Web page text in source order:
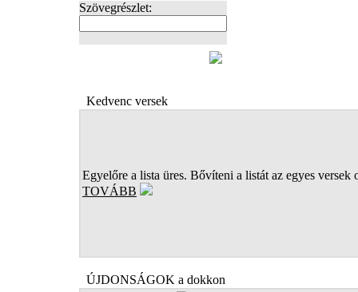
Szövegrészlet:
Kedvenc versek
Egyelőre a lista üres. Bővíteni a listát az egyes versek
TOVÁBB
ÚJDONSÁGOK a dokkon